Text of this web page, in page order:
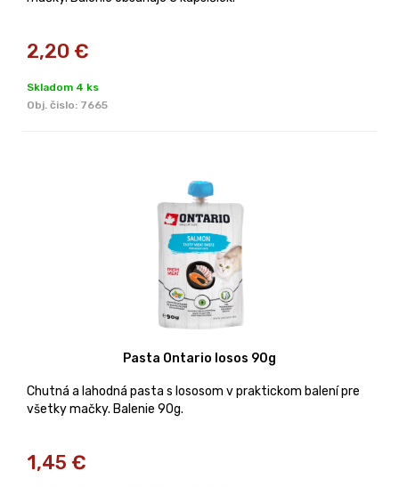
2,20 €
Skladom 4 ks
Obj. čislo: 7665
Pasta Ontario losos 90g
Chutná a lahodná pasta s lososom v praktickom balení pre
všetky mačky. Balenie 90g.
1,45 €